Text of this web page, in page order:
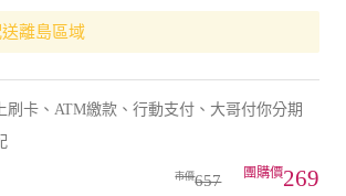
離島區域
刷卡、ATM繳款、行動支付、大哥付你分期
657 269